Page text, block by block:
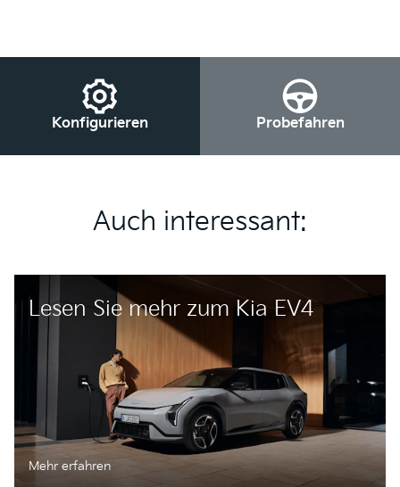
Konfigurieren Probefahren
Auch interessant:
Lesen Sie mehr zum Kia EV4
Mehr erfahren